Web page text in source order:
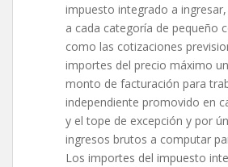
impuesto integrado a
a cada categoría de pequeño
como las cotizaciones
importes del precio máximo
monto de facturación para
independiente promovido en
y el tope de excepción y por
ingresos brutos a computar
Los importes del impuesto